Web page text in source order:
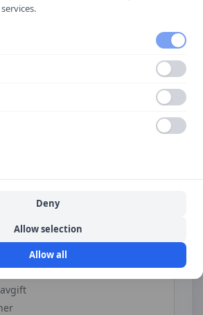
Deny
Allow selection
Allow all